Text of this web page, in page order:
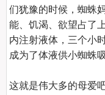
们犹豫的时候，蜘蛛
能、饥渴、欲望占了
内注射液体，三个小
成为了体液供小蜘蛛吸
这就是伟大多的母爱